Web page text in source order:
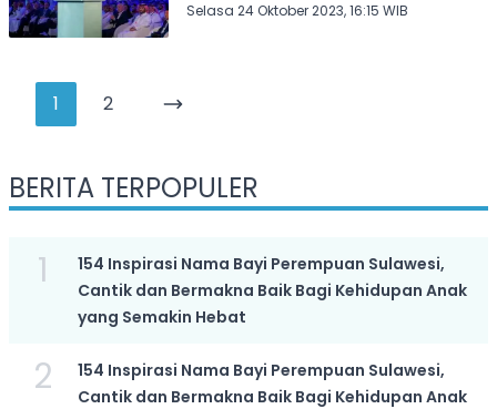
Selasa 24 Oktober 2023, 16:15 WIB
1 2
BERITA TERPOPULER
1
154 Inspirasi Nama Bayi Perempuan Sulawesi,
Cantik dan Bermakna Baik Bagi Kehidupan Anak
yang Semakin Hebat
2
154 Inspirasi Nama Bayi Perempuan Sulawesi,
Cantik dan Bermakna Baik Bagi Kehidupan Anak